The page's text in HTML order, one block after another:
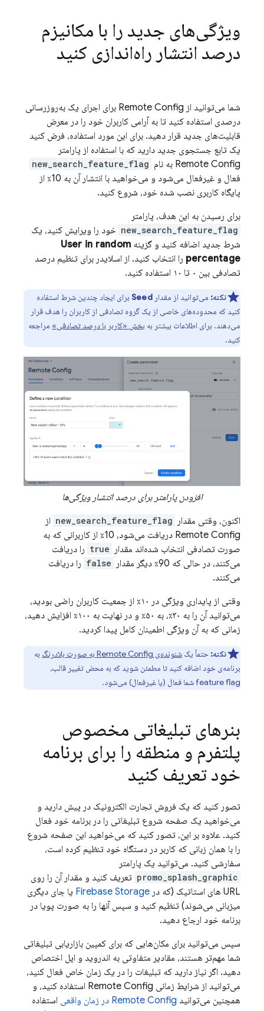
ویژگی‌های جدید را با مکانیزم
درصد انتشار راه‌اندازی کنید
شما می‌توانید از Remote Config برای اجرای یک به‌روزرسانی
درصدی استفاده کنید تا به آرامی کاربران خود را در معرض
قابلیت‌های جدید قرار دهید. برای این مورد استفاده، فرض کنید
یک تابع جستجوی جدید دارید که با استفاده از پارامتر
Remote Config به نام new_search_feature_flag
فعال و غیرفعال می‌شود و می‌خواهید با انتشار آن به 10٪ از
پایگاه کاربری نصب شده خود، شروع کنید.
برای رسیدن به این هدف، پارامتر
new_search_feature_flag خود را ویرایش کنید، یک
شرط جدید اضافه کنید و گزینه User in random
percentage را انتخاب کنید. از اسلایدر برای تنظیم درصد
تصادفی بین ۰ تا ۱۰ استفاده کنید.
نکته: می‌توانید از مقدارSeed برای ایجاد چندین شرط استفاده
کنید که محدوده‌های خاصی از یک گروه تصادفی از کاربران را هدف قرار
می‌دهند. برای اطلاعات بیشتر به بخش «کاربر با درصد تصادفی» مراجعه
کنید.
افزودن پارامتر برای درصد انتشار ویژگی‌ها
اکنون، وقتی مقدار
new_search_feature_flag از
Remote Config
دریافت می‌شود، 10٪ از کاربرانی که به
صورت تصادفی انتخاب شده‌اند مقدار
true را دریافت
می‌کنند، در حالی که 90٪ دیگر مقدار
false را دریافت
می‌کنند.
وقتی از پایداری ویژگی در ۱۰٪ از جمعیت کاربران راضی بودید،
می‌توانید آن را به ۳۰٪، به ۵۰٪ و در نهایت به ۱۰۰٪ افزایش دهید،
زمانی که به آن ویژگی اطمینان کامل پیدا کردید.
نکته: حتماً یکشنونده‌ی Remote Config به صورت بلادرنگ به
برنامه‌ی خود اضافه کنید تا مطمئن شوید که به محض تغییر قالب،
feature flag شما فعال (یا غیرفعال) می‌شود.
بنرهای تبلیغاتی مخصوص
پلتفرم و منطقه را برای برنامه
خود تعریف کنید
تصور کنید که یک فروش تجارت الکترونیک در پیش دارید و
می‌خواهید یک صفحه شروع تبلیغاتی را در برنامه خود فعال
کنید. علاوه بر این، تصور کنید که می‌خواهید این صفحه شروع
را با همان زبانی که کاربر در دستگاه خود تنظیم کرده است،
سفارشی کنید. می‌توانید یک پارامتر
promo_splash_graphic تعریف کنید و مقدار آن را روی
URL های استاتیک (که در
Firebase Storage یا جای دیگری
میزبانی می‌شوند) تنظیم کنید و سپس آنها را به صورت پویا در
برنامه خود ارجاع دهید.
سپس می‌توانید برای مکان‌هایی که برای کمپین بازاریابی تبلیغاتی
شما مهم‌تر هستند، مقادیر متفاوتی به اندروید و اپل اختصاص
دهید. اگر نیاز دارید که تبلیغات را در یک زمان خاص فعال کنید،
می‌توانید از شرایط زمانی Remote Config استفاده کنید، و
همچنین می‌توانید Remote Config در زمان واقعی استفاده